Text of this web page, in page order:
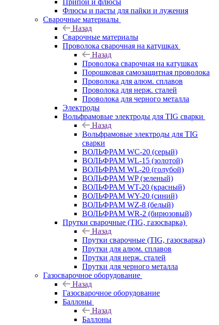
Припои и флюсы
Флюсы и пасты для пайки и лужения
Сварочные материалы
Назад
Сварочные материалы
Проволока сварочная на катушках
Назад
Проволока сварочная на катушках
Порошковая самозащитная проволока
Проволока для алюм. сплавов
Проволока для нерж. сталей
Проволока для черного металла
Электроды
Вольфрамовые электроды для TIG сварки
Назад
Вольфрамовые электроды для TIG
сварки
ВОЛЬФРАМ WC-20 (серый)
ВОЛЬФРАМ WL-15 (золотой)
ВОЛЬФРАМ WL-20 (голубой)
ВОЛЬФРАМ WP (зеленый)
ВОЛЬФРАМ WT-20 (красный)
ВОЛЬФРАМ WY-20 (синий)
ВОЛЬФРАМ WZ-8 (белый)
ВОЛЬФРАМ WR-2 (бирюзовый)
Прутки сварочные (TIG, газосварка)
Назад
Прутки сварочные (TIG, газосварка)
Прутки для алюм. сплавов
Прутки для нерж. сталей
Прутки для черного металла
Газосварочное оборудование
Назад
Газосварочное оборудование
Баллоны
Назад
Баллоны